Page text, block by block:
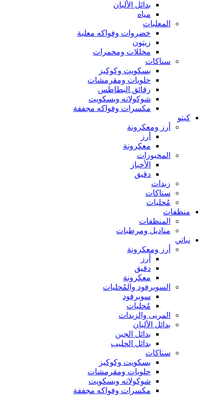
بدائل الألبان
مياه
المعلبات
خضروات وفواكه معلبة
زيتون
مخللات ومخمرات
سناكات
بسكويت وكوكيز
حلويات ومقرمشات
رقائق البطاطس
شوكولاته وبسكويت
مكسرات وفواكه مجففة
كيتو
أرز ومعكرونة
أرز
معكرونة
المخبوزات
الأخباز
دقيق
زبدات
سناكات
مُحليات
منظفات
المنظفات
مناديل ومرطبات
نباتي
أرز ومعكرونة
أرز
دقيق
معكرونة
السوبرفود والمُحليات
سوبرفود
مُحليات
المربى والزبدات
بدائل الألبان
بدائل الجبن
بدائل الحليب
سناكات
بسكويت وكوكيز
حلويات ومقرمشات
شوكولاته وبسكويت
مكسرات وفواكه مجففة